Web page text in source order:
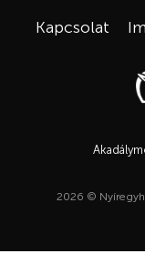
Kapcsolat
2026 ©